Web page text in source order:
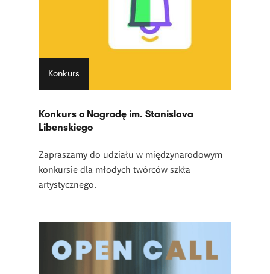
Konkurs
Konkurs o Nagrodę im. Stanislava
Libenskiego
Zapraszamy do udziału w międzynarodowym
konkursie dla młodych twórców szkła
artystycznego.